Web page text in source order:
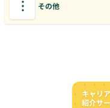
その他
キャリ
紹介サ